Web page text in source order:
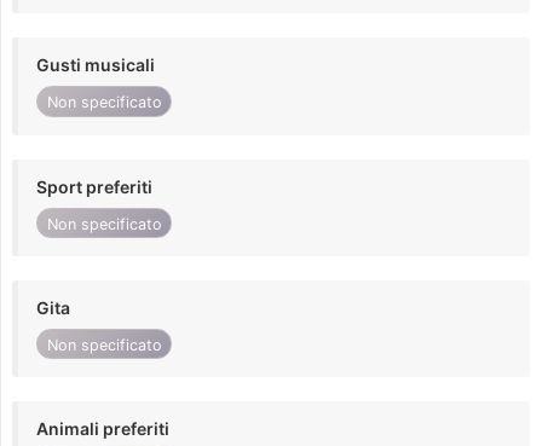
Gusti musicali
Non specificato
Sport preferiti
Non specificato
Gita
Non specificato
Animali preferiti